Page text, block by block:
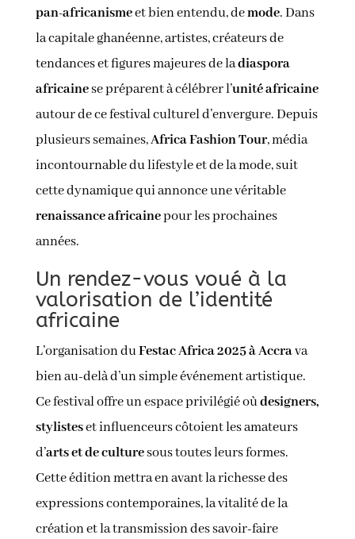
pan-africanismeet bien entendu, demode. Dans
la capitale ghanéenne, artistes, créateurs de
tendances et figures majeures de ladiaspora
africainese préparent à célébrer l’unité africaine
autour de ce festival culturel d’envergure. Depuis
plusieurs semaines,Africa Fashion Tour, média
incontournable du lifestyle et de la mode, suit
cette dynamique qui annonce une véritable
renaissance africainepour les prochaines
années.
Un rendez-vous voué à la
valorisation de l’identité
africaine
L’organisation duFestac Africa 2025 à Accrava
bien au-delà d’un simple événement artistique.
Ce festival offre un espace privilégié oùdesigners,
stylisteset influenceurs côtoient les amateurs
d’arts et de culturesous toutes leurs formes.
Cette édition mettra en avant la richesse des
expressions contemporaines, la vitalité de la
création et la transmission des savoir-faire